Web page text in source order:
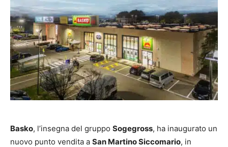
Basko, l’insegna del gruppo Sogegross, ha inaugurato un
nuovo punto vendita a San Martino Siccomario, in